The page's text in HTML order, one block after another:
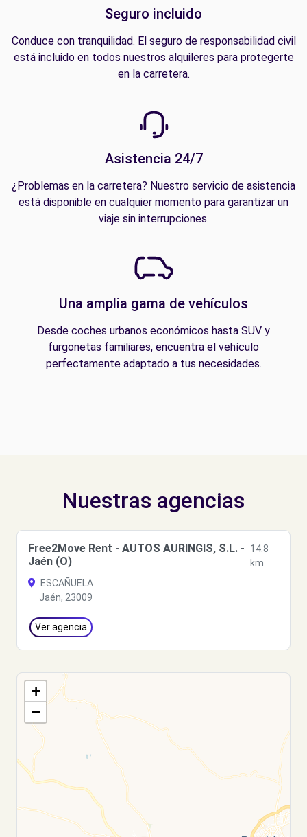
Seguro incluido
Conduce con tranquilidad. El seguro de responsabilidad civil
está incluido en todos nuestros alquileres para protegerte
en la carretera.
Asistencia 24/7
¿Problemas en la carretera? Nuestro servicio de asistencia
está disponible en cualquier momento para garantizar un
viaje sin interrupciones.
Una amplia gama de vehículos
Desde coches urbanos económicos hasta SUV y
furgonetas familiares, encuentra el vehículo
perfectamente adaptado a tus necesidades.
Nuestras agencias
Free2Move Rent - AUTOS AURINGIS, S.L. -
Jaén (O)
14.8
km
ESCAÑUELA
Jaén, 23009
Ver agencia
+
−